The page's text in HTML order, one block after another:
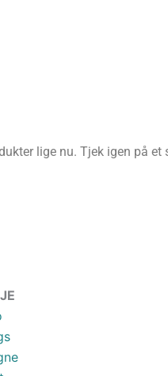
lige nu. Tjek igen på et